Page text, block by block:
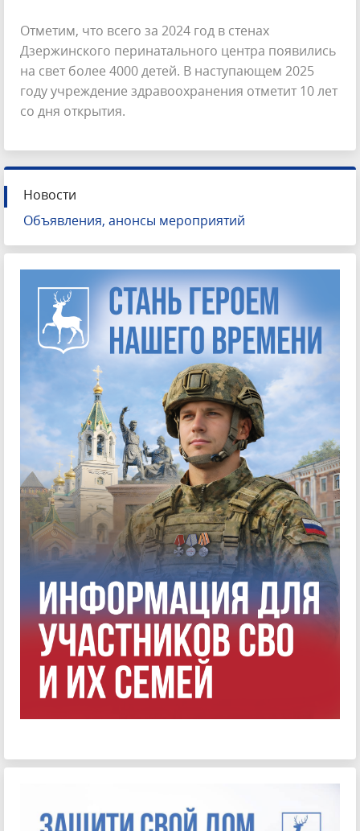
Отметим, что всего за 2024 год в стенах
Дзержинского перинатального центра появились
на свет более 4000 детей. В наступающем 2025
году учреждение здравоохранения отметит 10 лет
со дня открытия.
Новости
Объявления, анонсы мероприятий